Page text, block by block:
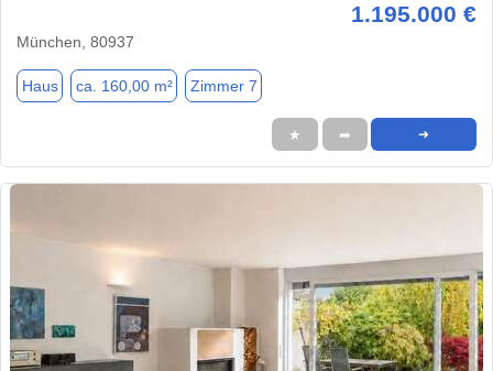
1.195.000 €
München, 80937
Haus ca. 160,00 m² Zimmer 7
★ ➦ ➜